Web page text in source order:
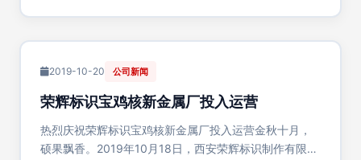
2019-10-20 公司新闻
荣辉标识宝鸡核新金属厂投入运营
热烈庆祝荣辉标识宝鸡核新金属厂投入运营金秋十月，
硕果飘香。2019年10月18日，西安荣辉标识制作有限公